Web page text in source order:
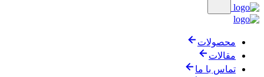
محصولات
مقالات
تماس با ما